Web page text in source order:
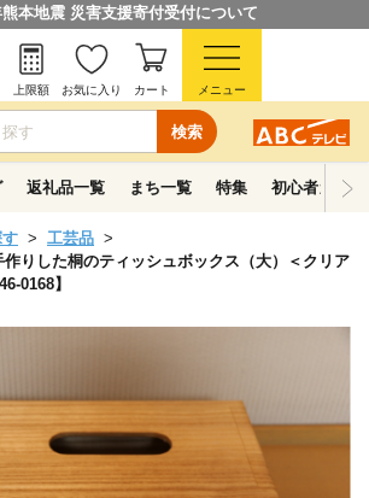
本地震 災害支援寄付受付について
検索
上限額 お気に入り カート メニュー
返礼品一覧 まち一覧 特集 初心者ガイド
す
工芸品
りした桐のティッシュボックス（大）＜クリア
0168】